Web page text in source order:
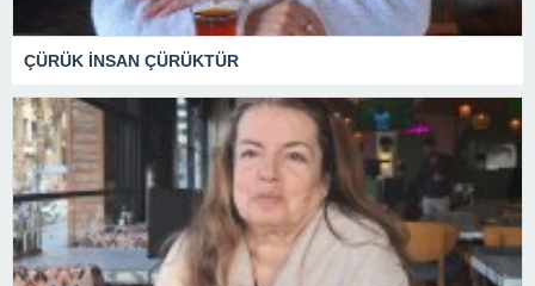
ÇÜRÜK İNSAN ÇÜRÜKTÜR